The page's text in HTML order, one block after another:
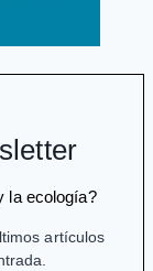
la ecología?
artículos